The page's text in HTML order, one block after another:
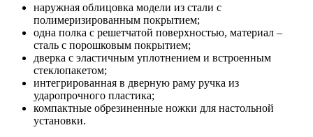
наружная облицовка модели из стали с
полимеризированным покрытием;
одна полка с решетчатой поверхностью, материал –
сталь с порошковым покрытием;
дверка с эластичным уплотнением и встроенным
стеклопакетом;
интегрированная в дверную раму ручка из
ударопрочного пластика;
компактные обрезиненные ножки для настольной
установки.